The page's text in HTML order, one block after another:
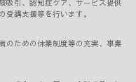
吸引、認知症ケア、サービス提供
講支援等を行います。
のための休業制度等の充実、事業